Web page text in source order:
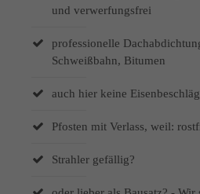
und verwerfungsfrei
professionelle
Schweißbahn, Bitumen
auch hier keine
Pfosten mit Verlass, weil:
Strahler gefällig?